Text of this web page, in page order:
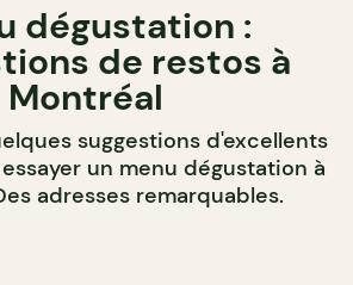
dégustation :
de restos à
Montréal
suggestions d'excellents
un menu dégustation à
adresses remarquables.